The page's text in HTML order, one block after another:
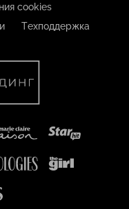
cookies
Техподдержка